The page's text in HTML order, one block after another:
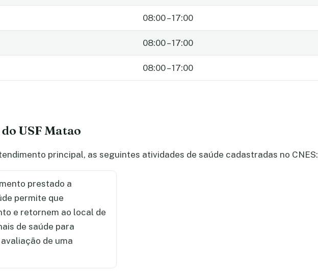
08:00 – 17:00
08:00 – 17:00
08:00 – 17:00
USF Matao
principal, as seguintes atividades de saúde cadastradas no CNES:
prestado a
permite que
e retornem ao local de
de saúde para
de uma